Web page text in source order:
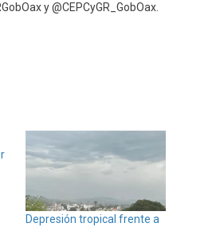
y @CEPCyGR_GobOax.
Depresión tropical frente a